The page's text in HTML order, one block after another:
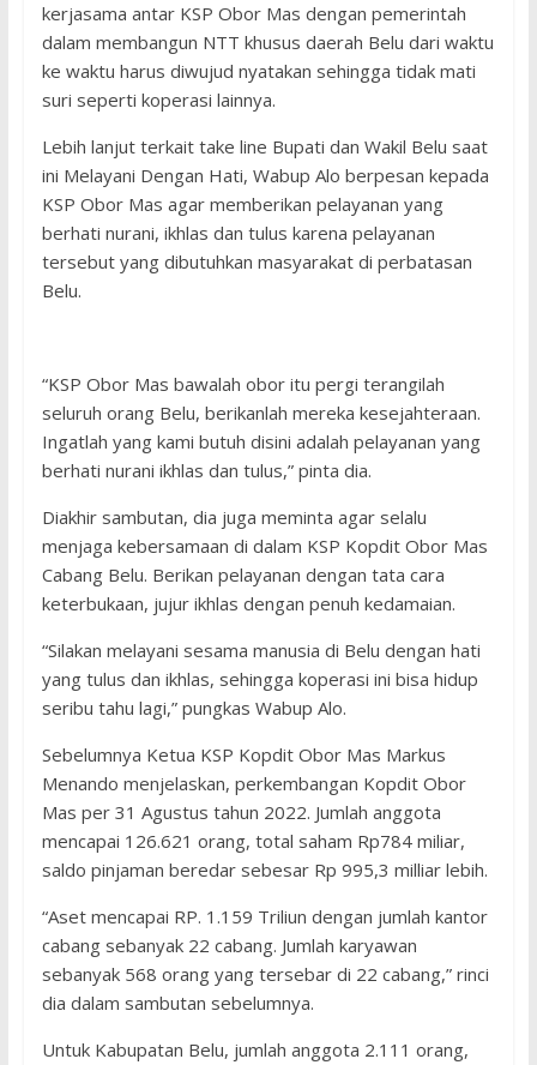
kerjasama antar KSP Obor Mas dengan pemerintah
dalam membangun NTT khusus daerah Belu dari waktu
ke waktu harus diwujud nyatakan sehingga tidak mati
suri seperti koperasi lainnya.
Lebih lanjut terkait take line Bupati dan Wakil Belu saat
ini Melayani Dengan Hati, Wabup Alo berpesan kepada
KSP Obor Mas agar memberikan pelayanan yang
berhati nurani, ikhlas dan tulus karena pelayanan
tersebut yang dibutuhkan masyarakat di perbatasan
Belu.
“KSP Obor Mas bawalah obor itu pergi terangilah
seluruh orang Belu, berikanlah mereka kesejahteraan.
Ingatlah yang kami butuh disini adalah pelayanan yang
berhati nurani ikhlas dan tulus,” pinta dia.
Diakhir sambutan, dia juga meminta agar selalu
menjaga kebersamaan di dalam KSP Kopdit Obor Mas
Cabang Belu. Berikan pelayanan dengan tata cara
keterbukaan, jujur ikhlas dengan penuh kedamaian.
“Silakan melayani sesama manusia di Belu dengan hati
yang tulus dan ikhlas, sehingga koperasi ini bisa hidup
seribu tahu lagi,” pungkas Wabup Alo.
Sebelumnya Ketua KSP Kopdit Obor Mas Markus
Menando menjelaskan, perkembangan Kopdit Obor
Mas per 31 Agustus tahun 2022. Jumlah anggota
mencapai 126.621 orang, total saham Rp784 miliar,
saldo pinjaman beredar sebesar Rp 995,3 milliar lebih.
“Aset mencapai RP. 1.159 Triliun dengan jumlah kantor
cabang sebanyak 22 cabang. Jumlah karyawan
sebanyak 568 orang yang tersebar di 22 cabang,” rinci
dia dalam sambutan sebelumnya.
Untuk Kabupatan Belu, jumlah anggota 2.111 orang,